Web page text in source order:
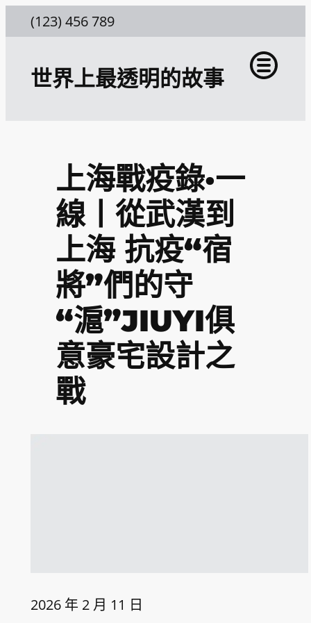
至
(123) 456 789
世界上最透明的故事
上海戰疫錄·一
線丨從武漢到
上海 抗疫“宿
將”們的守
“滬”JIUYI俱
意豪宅設計之
戰
2026 年 2 月 11 日